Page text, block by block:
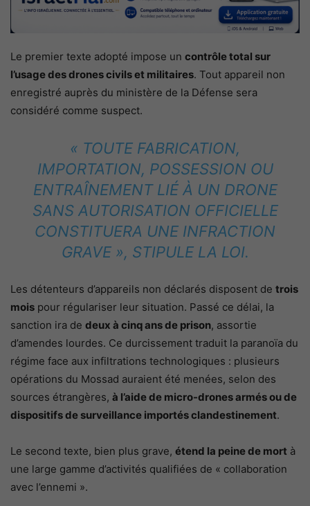
Le premier texte adopté impose un contrôle total sur
l’usage des drones civils et militaires. Tout appareil non
enregistré auprès du ministère de la Défense sera
considéré comme suspect.
« TOUTE FABRICATION,
IMPORTATION, POSSESSION OU
ENTRAÎNEMENT LIÉ À UN DRONE
SANS AUTORISATION OFFICIELLE
CONSTITUERA UNE INFRACTION
GRAVE », STIPULE LA LOI.
Les détenteurs d’appareils non déclarés disposent de trois
mois pour régulariser leur situation. Passé ce délai, la
sanction ira de deux à cinq ans de prison, assortie
d’amendes lourdes. Ce durcissement traduit la paranoïa du
régime face aux infiltrations technologiques : plusieurs
opérations du Mossad auraient été menées, selon des
sources étrangères, à l’aide de micro-drones armés ou de
dispositifs de surveillance importés clandestinement.
Le second texte, bien plus grave, étend la peine de mort à
une large gamme d’activités qualifiées de « collaboration
avec l’ennemi ».